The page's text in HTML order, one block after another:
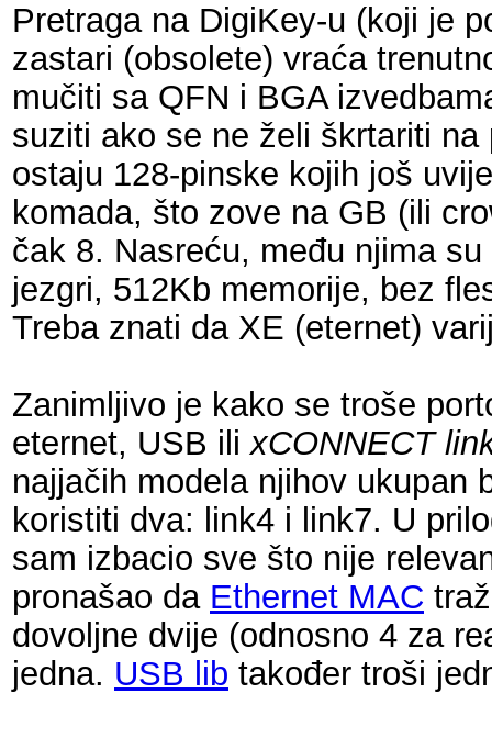
Pretraga na DigiKey-u (koji je
zastari (obsolete) vraća
mučiti sa QFN i BGA
suziti ako se ne želi škrtariti
ostaju 128-pinske kojih još
komada, što zove na GB (ili
čak 8. Nasreću, među njima
jezgri, 512Kb memorije, bez
Treba znati da XE (eternet)
Zanimljivo je kako se troše
eternet, USB ili xCONNECT
najjačih modela njihov ukupan
koristiti dva: link4 i link7. U
sam izbacio sve što nije
pronašao da Ethernet MAC
dovoljne dvije (odnosno 4 za
jedna. USB lib također troši